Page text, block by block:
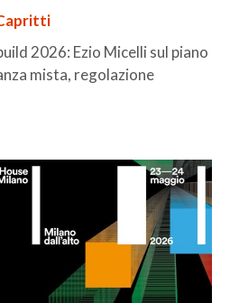
2026: Ezio Micelli sul piano
mista, regolazione